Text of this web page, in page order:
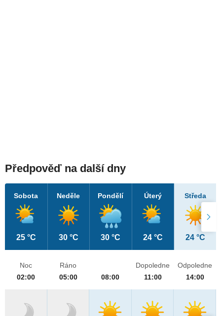
Předpověď na další dny
Sobota
25 °C
Neděle
30 °C
Pondělí
30 °C
Úterý
24 °C
Středa
24 °C
Noc
02:00
Ráno
05:00
08:00
Dopoledne
11:00
Odpoledne
14:00